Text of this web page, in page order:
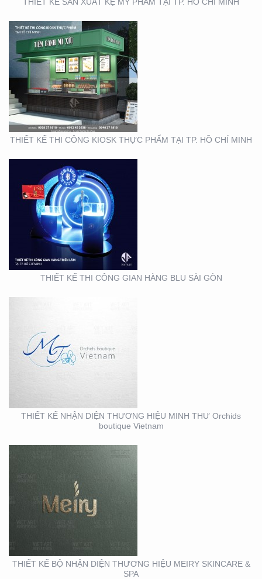
THIẾT KẾ THI CÔNG KIOSK THỰC PHẨM TẠI TP. HỒ CHÍ MINH
THIẾT KẾ THI CÔNG
GIAN HÀNG BLU SÀI
GÒN
THIẾT KẾ THI CÔNG GIAN HÀNG BLU SÀI GÒN
THIẾT KẾ NHẬN DIỆN
THƯƠNG HIỆU MINH
THƯ ORCHIDS
BOUTIQUE VIETNAM
THIẾT KẾ NHẬN DIỆN THƯƠNG HIỆU MINH THƯ Orchids
boutique Vietnam
THIẾT KẾ BỘ NHẬN
DIỆN THƯƠNG HIỆU
THIẾT KẾ BỘ NHẬN DIỆN THƯƠNG HIỆU MEIRY SKINCARE &
SPA
THIẾT KẾ THI CÔNG
MẶT DỰNG TẠI BÌNH
DƯƠNG – CỦA HÀNG